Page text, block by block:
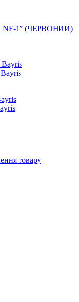
1” (ЧЕРВОНИЙ)
товару